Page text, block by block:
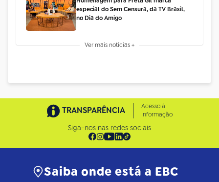
especial do Sem Censura, da TV Brasil,
no Dia do Amigo
Ver mais notícias +
TRANSPARÊNCIA
Acesso à
Informação
Siga-nos nas redes sociais
Saiba onde está a EBC